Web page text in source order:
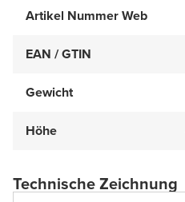
Artikel Nummer Web
EAN / GTIN
Gewicht
Höhe
Technische Zeichnung